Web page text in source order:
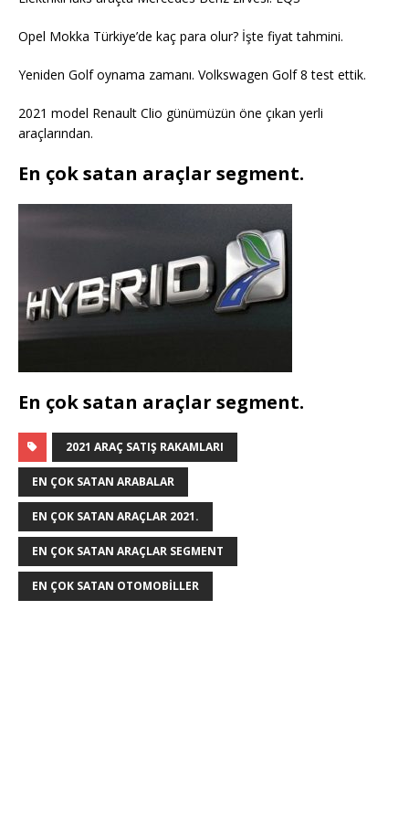
Opel Mokka Türkiye’de kaç para olur? İşte fiyat tahmini.
Yeniden Golf oynama zamanı. Volkswagen Golf 8 test ettik.
2021 model Renault Clio günümüzün öne çıkan yerli
araçlarından.
En çok satan araçlar segment.
En çok satan araçlar segment.
2021 ARAÇ SATIŞ RAKAMLARI
EN ÇOK SATAN ARABALAR
EN ÇOK SATAN ARAÇLAR 2021.
EN ÇOK SATAN ARAÇLAR SEGMENT
EN ÇOK SATAN OTOMOBILLER